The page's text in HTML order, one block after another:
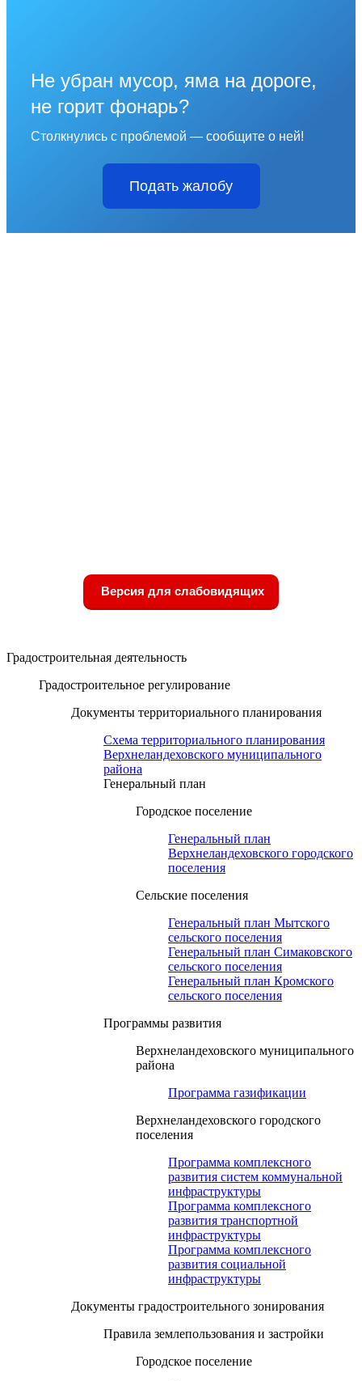
Не убран мусор, яма на дороге,
не горит фонарь?
Столкнулись с проблемой — сообщите о ней!
Подать жалобу
Версия для слабовидящих
Градостроительная деятельность
Градостроительное регулирование
Документы территориального планирования
Схема территориального планирования
Верхнеландеховского муниципального
района
Генеральный план
Городское поселение
Генеральный план
Верхнеландеховского городского
поселения
Сельские поселения
Генеральный план Мытского
сельского поселения
Генеральный план Симаковского
сельского поселения
Генеральный план Кромского
сельского поселения
Программы развития
Верхнеландеховского муниципального
района
Программа газификации
Верхнеландеховского городского
поселения
Программа комплексного
развития систем коммунальной
инфраструктуры
Программа комплексного
развития транспортной
инфраструктуры
Программа комплексного
развития социальной
инфраструктуры
Документы градостроительного зонирования
Правила землепользования и застройки
Городское поселение